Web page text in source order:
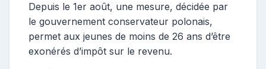
Depuis le 1er août, une mesure, décidée par
le gouvernement conservateur polonais,
permet aux jeunes de moins de 26 ans d’être
exonérés d’impôt sur le revenu.